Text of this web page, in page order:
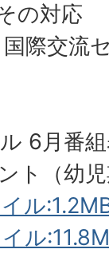
の対応
際交流
6月番
ト（幼
ル
ル